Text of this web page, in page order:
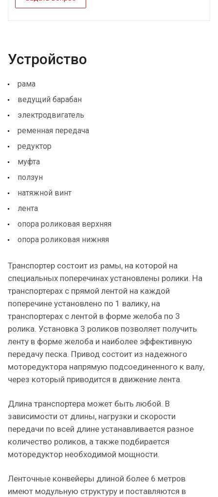
Устройство
рама
ведущий барабан
электродвигатель
ременная передача
редуктор
муфта
ползун
натяжной винт
лента
опора роликовая верхняя
опора роликовая нижняя
Транспортер состоит из рамы, на которой на
специальных поперечинах установлены ролики. На
транспортерах с прямой лентой на каждой
поперечине установлено по 1 валику, на
транспортерах с лентой в форме желоба по 3
ролика. Установка 3 роликов позволяет получить
ленту в форме желоба и наиболее эффективную
передачу песка. Привод состоит из надежного
моторедуктора напрямую подсоединенного к валу,
через который приводится в движение лента.
Длина транспортера может быть любой. В
зависимости от длины, нагрузки и скорости
передачи по всей длине устанавливается разное
количество роликов, а также подбирается
моторедуктор необходимой мощности.
Ленточные конвейеры длиной более 6 метров
имеют модульную структуру и поставляются в